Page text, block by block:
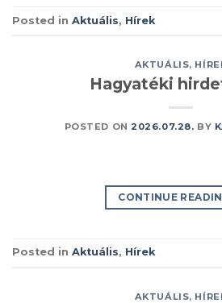
Posted in Aktuális, Hírek
AKTUÁLIS,
Hagyatéki
POSTED ON 2026.07.28. BY
CONTINUE
Posted in Aktuális, Hírek
AKTUÁLIS,